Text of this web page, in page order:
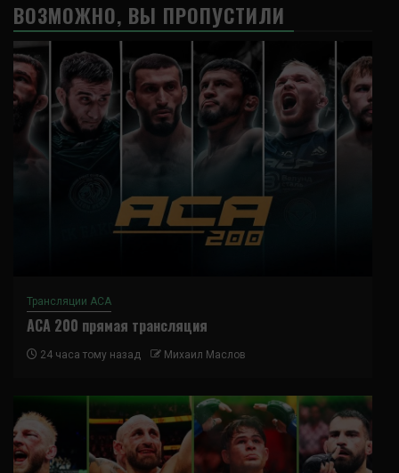
ВОЗМОЖНО, ВЫ ПРОПУСТИЛИ
Трансляции ACA
ACA 200 прямая трансляция
24 часа тому назад Михаил Маслов